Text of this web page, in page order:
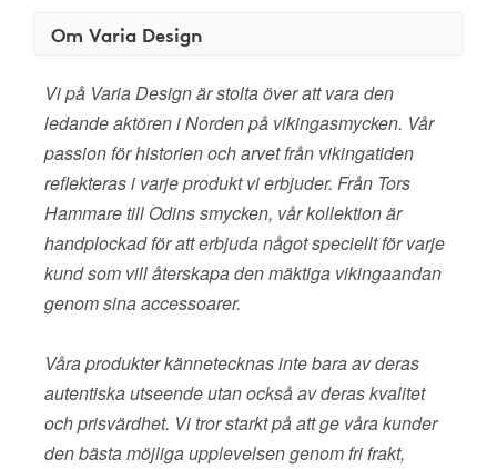
Om Varia Design
Vi på Varia Design är stolta över att vara den
ledande aktören i Norden på vikingasmycken. Vår
passion för historien och arvet från vikingatiden
reflekteras i varje produkt vi erbjuder. Från Tors
Hammare till Odins smycken, vår kollektion är
handplockad för att erbjuda något speciellt för varje
kund som vill återskapa den mäktiga vikingaandan
genom sina accessoarer.
Våra produkter kännetecknas inte bara av deras
autentiska utseende utan också av deras kvalitet
och prisvärdhet. Vi tror starkt på att ge våra kunder
den bästa möjliga upplevelsen genom fri frakt,